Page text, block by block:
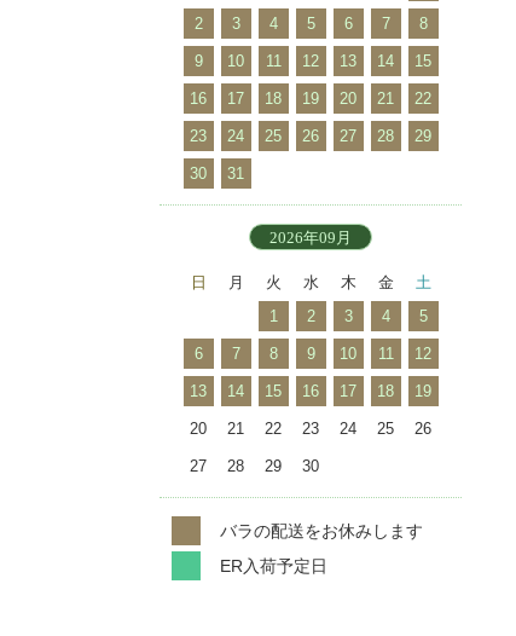
2 3 4 5 6 7 8
9 10 11 12 13 14 15
16 17 18 19 20 21 22
23 24 25 26 27 28 29
30 31
2026年09月
日 月 火 水 木 金
土
1
2 3 4 5
6 7 8 9 10 11 12
13 14 15 16 17 18 19
20 21 22 23 24 25 26
27 28 29 30
バラの配送をお休みします
ER入荷予定日